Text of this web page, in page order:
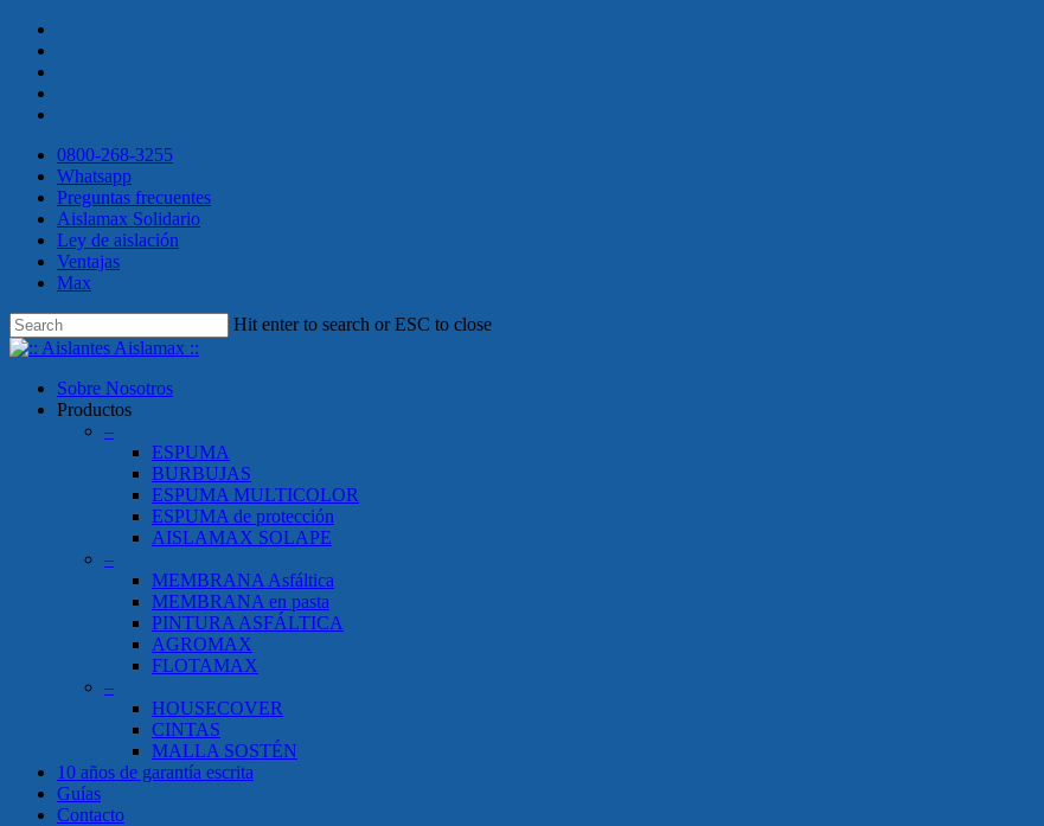
Skip
main
content
0800-268-3255
Whatsapp
Preguntas frecuentes
Aislamax Solidario
Ley de aislación
Ventajas
Max
Hit enter to search or ESC to close
Close
search
Menu
Sobre Nosotros
Productos
–
ESPUMA
BURBUJAS
ESPUMA MULTICOLOR
ESPUMA de protección
AISLAMAX SOLAPE
–
MEMBRANA Asfáltica
MEMBRANA en pasta
PINTURA ASFÁLTICA
AGROMAX
FLOTAMAX
–
HOUSECOVER
CINTAS
MALLA SOSTÉN
10 años de garantía escrita
Guías
Contacto